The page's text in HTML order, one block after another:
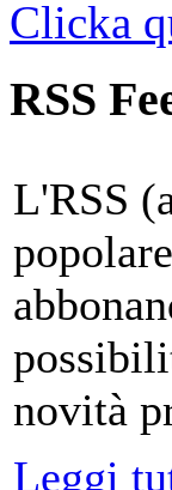
Clicka
RSS
L'RSS
novità
Leggi